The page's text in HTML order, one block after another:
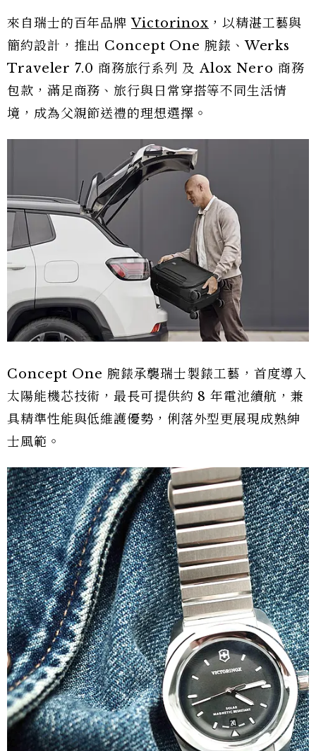
來自瑞士的百年品牌Victorinox ，以精湛工藝與
簡約設計，推出 Concept One 腕錶、Werks
Traveler 7.0 商務旅行系列 及 Alox Nero 商務
包款，滿足商務、旅行與日常穿搭等不同生活情
境，成為父親節送禮的理想選擇。
Concept One 腕錶承襲瑞士製錶工藝，首度導入
太陽能機芯技術，最長可提供約 8 年電池續航，兼
具精準性能與低維護優勢，俐落外型更展現成熟紳
士風範。